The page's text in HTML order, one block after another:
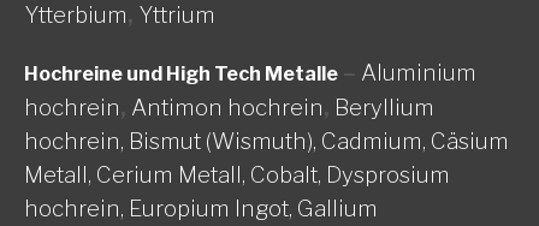
Ytterbium, Yttrium
Hochreine und High Tech Metalle – Aluminium
hochrein, Antimon hochrein, Beryllium
hochrein, Bismut (Wismuth), Cadmium, Cäsium
Metall, Cerium Metall, Cobalt, Dysprosium
hochrein, Europium Ingot, Gallium